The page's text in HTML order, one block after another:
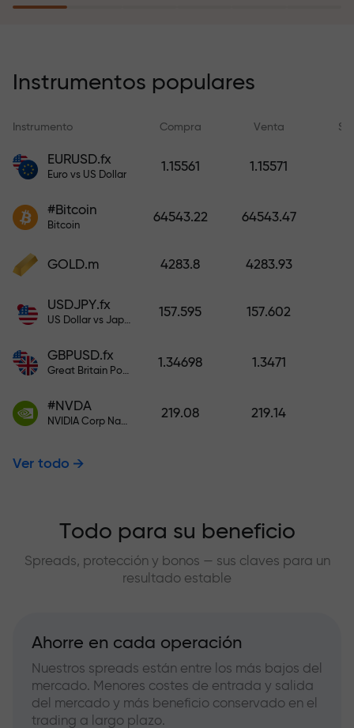
recargar su cuenta.
compensa sus pérdidas y
garantiza triplicar el beneficio
tranquilidad: su capital está
bono mil veces mayor que su
depósito, mayor será el
Instrumentos populares
Instrumento Compra Venta
EURUSD.fx
Euro vs US Dollar
1.15561 1.15571
#Bitcoin
Bitcoin
64543.22 64543.47
GOLD.m 4283.8 4283.93
USDJPY.fx
US Dollar vs Japanese Yen
157.595 157.602
GBPUSD.fx
Great Britain Pound vs US Dollar
1.34698 1.3471
#NVDA
NVIDIA Corp Nasdaq Stock Exchange (Nasdaq) USD
219.08 219.14
Ver todo
Todo para su beneficio
Spreads, protección y bonos — sus claves para un
resultado estable
Ahorre en cada operación
Nuestros spreads están entre los más bajos del
mercado. Menores costes de entrada y salida
del mercado y más beneficio conservado en el
trading a largo plazo.